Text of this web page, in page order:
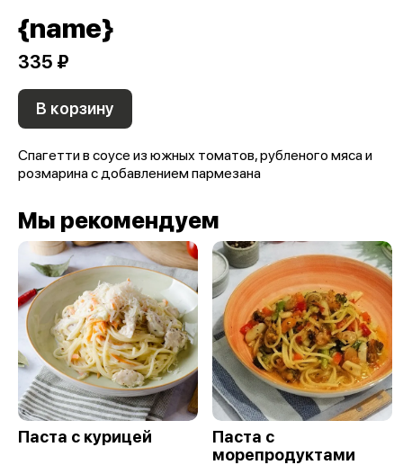
{name}
335 ₽
В корзину
Спагетти в соусе из южных томатов, рубленого мяса и
розмарина с добавлением пармезана
Мы рекомендуем
Паста с курицей
Паста с
морепродуктами